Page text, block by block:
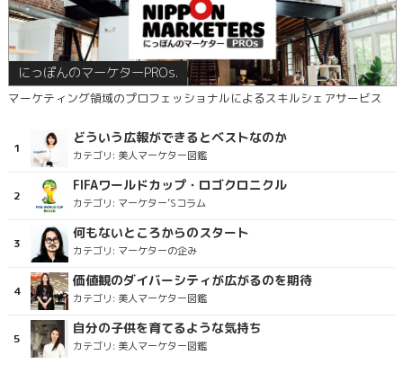
にっぽんのマーケターPROs.
マーケティング領域のプロフェッショナルによるスキルシェアサービス
どういう広報ができるとベストなのか
カテゴリ: 美人マーケター図鑑
FIFAワールドカップ・ロゴクロニクル
カテゴリ: マーケター’Sコラム
何もないところからのスタート
カテゴリ: マーケターの企み
価値観のダイバーシティが広がるのを期待
カテゴリ: 美人マーケター図鑑
自分の子供を育てるような気持ち
カテゴリ: 美人マーケター図鑑